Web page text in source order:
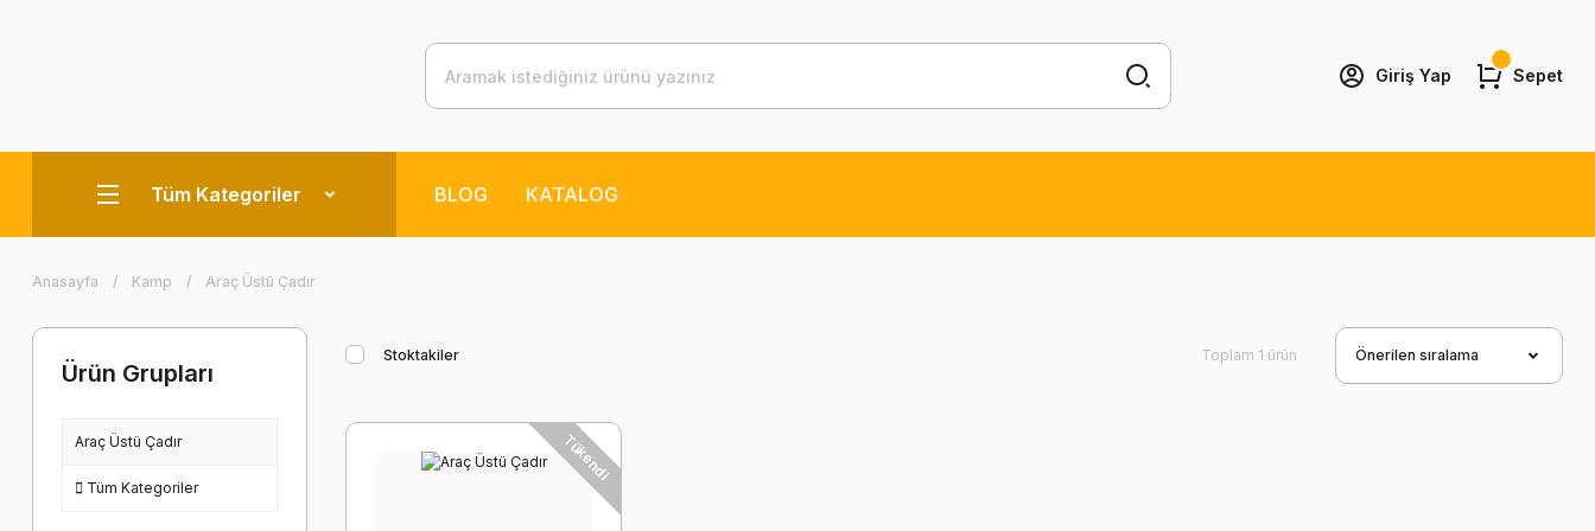
Giriş Yap Sepet
Tüm Kategoriler BLOG KATALOG
Anasayfa Kamp Araç Üstü Çadır
Ürün Grupları
Araç Üstü Çadır
Tüm Kategoriler
Stoktakiler Toplam 1 ürün
Tükendi